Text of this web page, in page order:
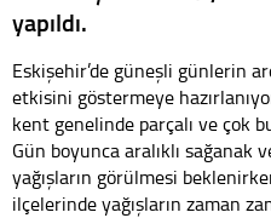
yapıldı.
Eskişehir’de güneşli günlerin
etkisini göstermeye
kent genelinde parçalı ve çok
Gün boyunca aralıklı sağanak
yağışların görülmesi
ilçelerinde yağışların zaman